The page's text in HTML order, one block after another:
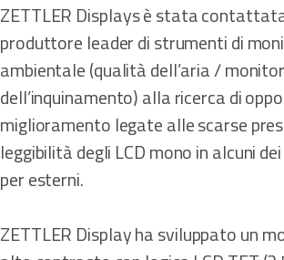
ZETTLER Displays è stata
produttore leader di strumenti di
ambientale (qualità dell’aria /
dell’inquinamento) alla ricerca di
miglioramento legate alle scarse
leggibilità degli LCD mono in alcuni
per esterni.
ZETTLER Display ha sviluppato un